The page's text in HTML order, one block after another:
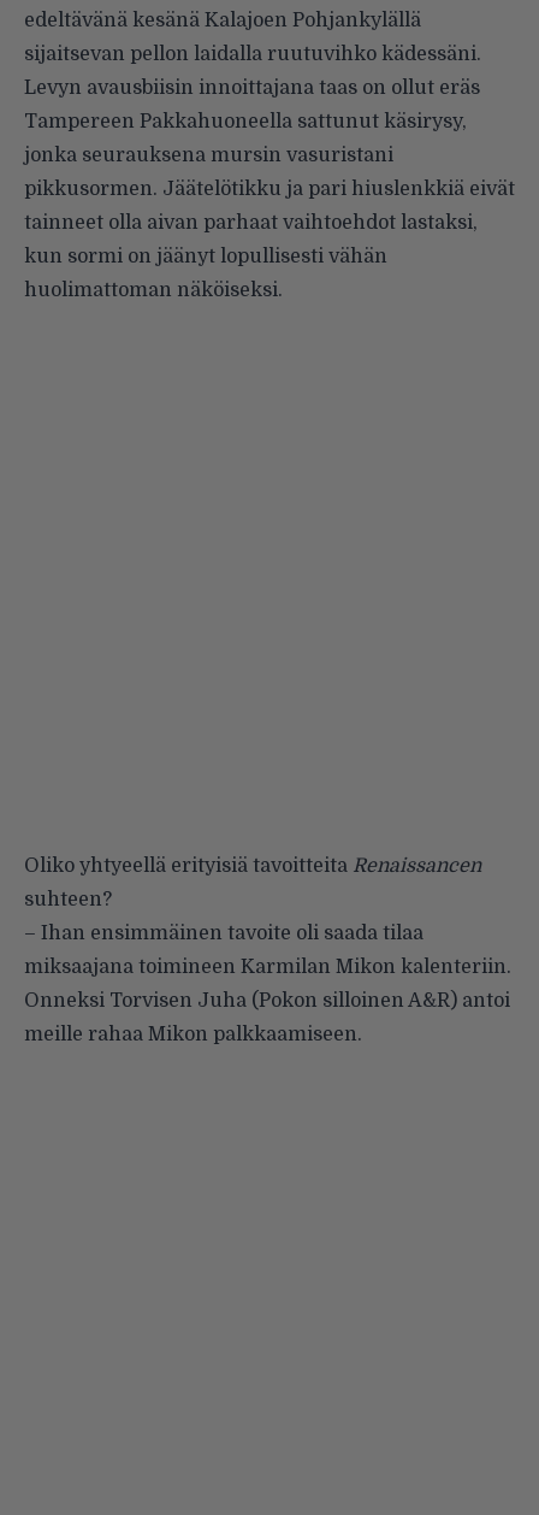
edeltävänä kesänä Kalajoen Pohjankylällä
sijaitsevan pellon laidalla ruutuvihko kädessäni.
Levyn avausbiisin innoittajana taas on ollut eräs
Tampereen Pakkahuoneella sattunut käsirysy,
jonka seurauksena mursin vasuristani
pikkusormen. Jäätelötikku ja pari hiuslenkkiä eivät
tainneet olla aivan parhaat vaihtoehdot lastaksi,
kun sormi on jäänyt lopullisesti vähän
huolimattoman näköiseksi.
Oliko yhtyeellä erityisiä tavoitteita Renaissancen
suhteen?
– Ihan ensimmäinen tavoite oli saada tilaa
miksaajana toimineen Karmilan Mikon kalenteriin.
Onneksi Torvisen Juha (Pokon silloinen A&R) antoi
meille rahaa Mikon palkkaamiseen.